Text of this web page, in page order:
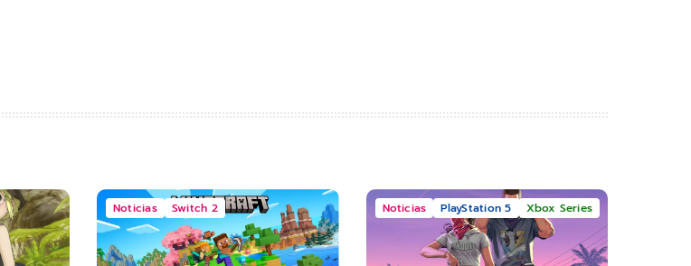
Noticias Switch 2 Noticias PlayStation 5 Xbox Series